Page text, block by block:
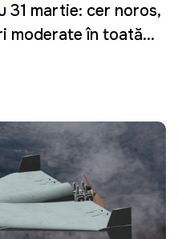
31 martie: cer noros,
moderate în toată